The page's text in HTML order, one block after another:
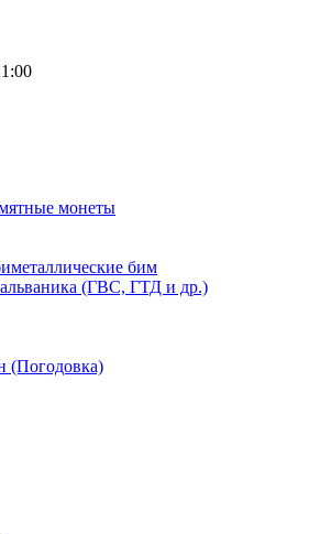
монеты
бим
(ГВС, ГТД и др.)
(Погодовка)